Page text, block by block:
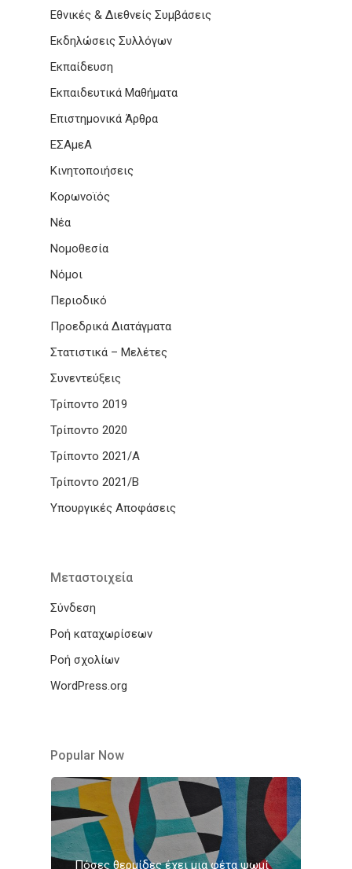
Εθνικές & Διεθνείς Συμβάσεις
Εκδηλώσεις Συλλόγων
Εκπαίδευση
Εκπαιδευτικά Μαθήματα
Επιστημονικά Άρθρα
ΕΣΑμεΑ
Κινητοποιήσεις
Κορωνοϊός
Νέα
Νομοθεσία
Νόμοι
Περιοδικό
Προεδρικά Διατάγματα
Στατιστικά – Μελέτες
Συνεντεύξεις
Τρίποντο 2019
Τρίποντο 2020
Τρίποντο 2021/Α
Τρίποντο 2021/Β
Υπουργικές Αποφάσεις
Μεταστοιχεία
Σύνδεση
Ροή καταχωρίσεων
Ροή σχολίων
WordPress.org
Popular Now
Πόσες θερμίδες έχει μια φέτα ψωμί